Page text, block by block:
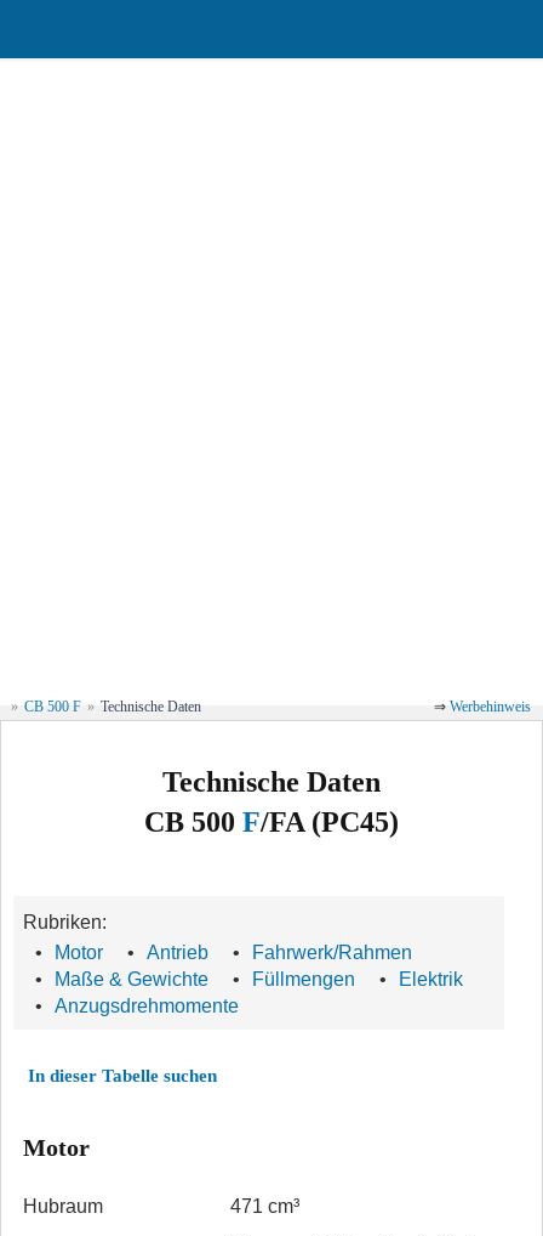
» CB 500 F » Technische Daten ⇒ Werbehinweis
Technische Daten
CB 500 F/FA (PC45)
Rubriken:
•
Motor • Antrieb •
Fahrwerk/Rahmen
•
Maße & Gewichte • Füllmengen •
Elektrik
•
Anzugsdrehmomente
In dieser Tabelle suchen
Motor
Hubraum 471 cm³